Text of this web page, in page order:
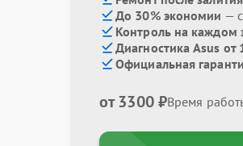
До 30% экономии —
Контроль на каждом
Диагностика Asus от
Официальная
от 3300 ₽Время